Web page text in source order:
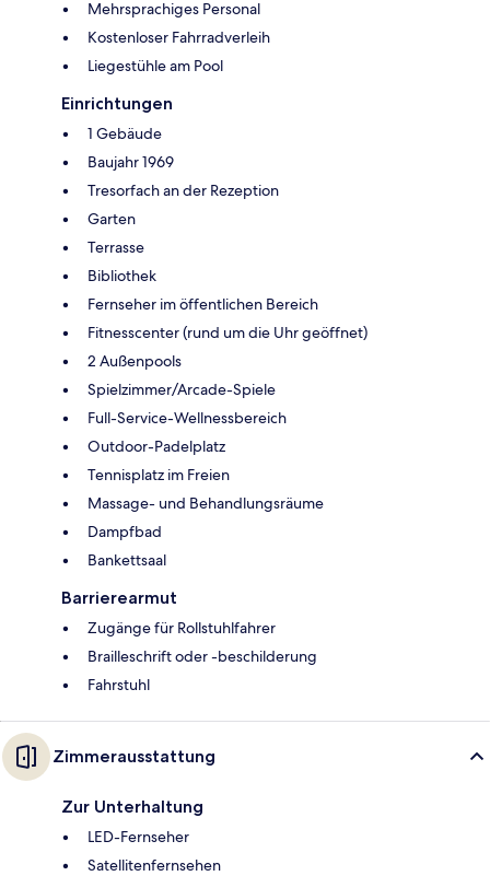
Mehrsprachiges Personal
Kostenloser Fahrradverleih
Liegestühle am Pool
Einrichtungen
1 Gebäude
Baujahr 1969
Tresorfach an der Rezeption
Garten
Terrasse
Bibliothek
Fernseher im öffentlichen Bereich
Fitnesscenter (rund um die Uhr geöffnet)
2 Außenpools
Spielzimmer/Arcade-Spiele
Full-Service-Wellnessbereich
Outdoor-Padelplatz
Tennisplatz im Freien
Massage- und Behandlungsräume
Dampfbad
Bankettsaal
Barrierearmut
Zugänge für Rollstuhlfahrer
Brailleschrift oder -beschilderung
Fahrstuhl
Zimmerausstattung
Zur Unterhaltung
LED-Fernseher
Satellitenfernsehen